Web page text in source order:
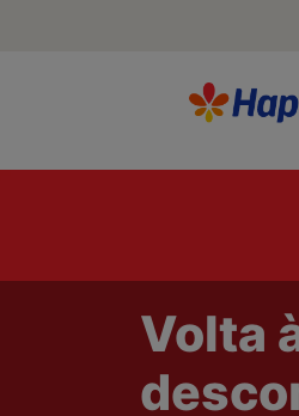
com